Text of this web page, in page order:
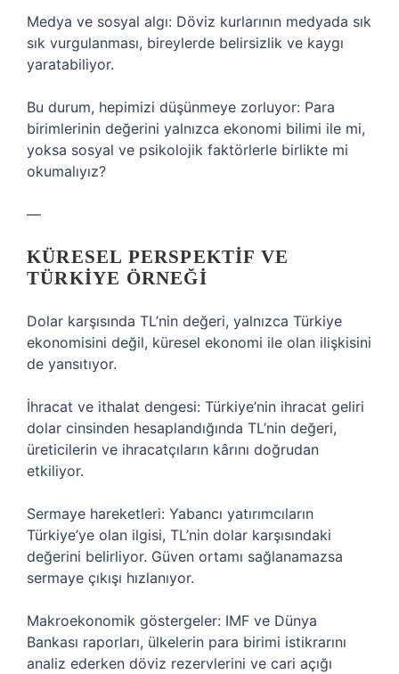
Medya ve sosyal algı: Döviz kurlarının medyada sık
sık vurgulanması, bireylerde belirsizlik ve kaygı
yaratabiliyor.
Bu durum, hepimizi düşünmeye zorluyor: Para
birimlerinin değerini yalnızca ekonomi bilimi ile mi,
yoksa sosyal ve psikolojik faktörlerle birlikte mi
okumalıyız?
—
KÜRESEL PERSPEKTIF VE
TÜRKIYE ÖRNEĞI
Dolar karşısında TL’nin değeri, yalnızca Türkiye
ekonomisini değil, küresel ekonomi ile olan ilişkisini
de yansıtıyor.
İhracat ve ithalat dengesi: Türkiye’nin ihracat geliri
dolar cinsinden hesaplandığında TL’nin değeri,
üreticilerin ve ihracatçıların kârını doğrudan
etkiliyor.
Sermaye hareketleri: Yabancı yatırımcıların
Türkiye’ye olan ilgisi, TL’nin dolar karşısındaki
değerini belirliyor. Güven ortamı sağlanamazsa
sermaye çıkışı hızlanıyor.
Makroekonomik göstergeler: IMF ve Dünya
Bankası raporları, ülkelerin para birimi istikrarını
analiz ederken döviz rezervlerini ve cari açığı